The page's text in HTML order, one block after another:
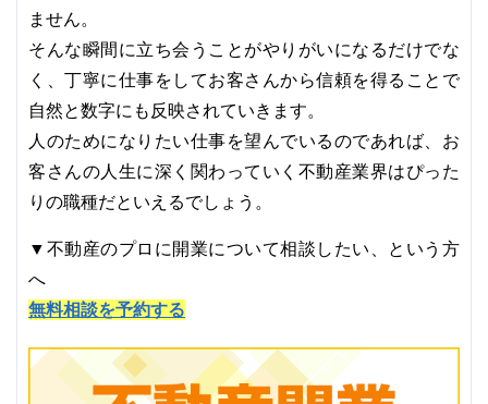
ません。
そんな瞬間に立ち会うことがやりがいになるだけでな
く、丁寧に仕事をしてお客さんから信頼を得ることで
自然と数字にも反映されていきます。
人のためになりたい仕事を望んでいるのであれば、お
客さんの人生に深く関わっていく不動産業界はぴった
りの職種だといえるでしょう。
▼不動産のプロに開業について相談したい、という方
へ
無料相談を予約する